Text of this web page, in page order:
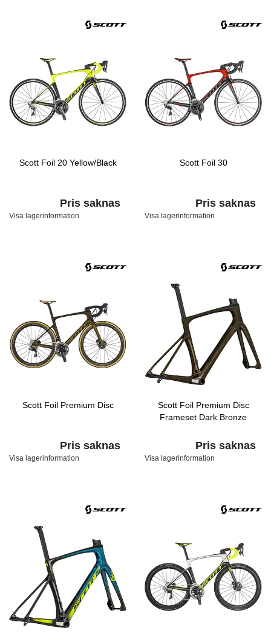
Scott Foil 20 Yellow/Black
Pris saknas
Visa lagerinformation
Scott Foil 30
Pris saknas
Visa lagerinformation
Scott Foil Premium Disc
Pris saknas
Visa lagerinformation
Scott Foil Premium Disc
Frameset Dark Bronze
Pris saknas
Visa lagerinformation